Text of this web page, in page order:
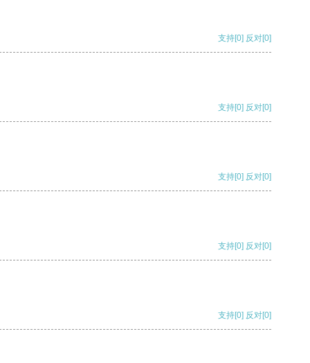
支持[0] 反对[0]
支持[0] 反对[0]
支持[0] 反对[0]
支持[0] 反对[0]
支持[0] 反对[0]